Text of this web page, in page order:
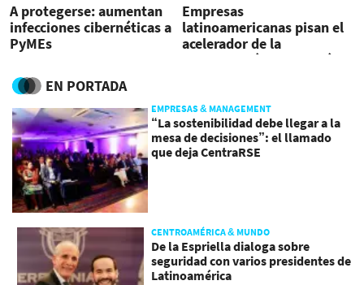
A protegerse: aumentan
infecciones cibernéticas a
PyMEs
Empresas
latinoamericanas pisan el
acelerador de la
digitalización y adopción
EN PORTADA
EMPRESAS & MANAGEMENT
“La sostenibilidad debe llegar a la
mesa de decisiones”: el llamado
que deja CentraRSE
CENTROAMÉRICA & MUNDO
De la Espriella dialoga sobre
seguridad con varios presidentes de
Latinoamérica